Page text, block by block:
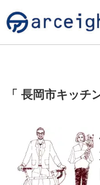
長岡市キッチ